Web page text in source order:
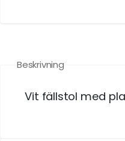
Beskrivning
Vit fällstol med